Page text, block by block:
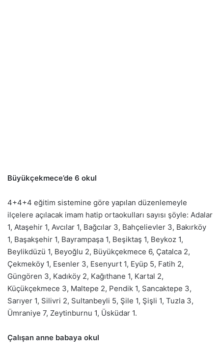
Büyükçekmece’de 6 okul
4+4+4 eğitim sistemine göre yapılan düzenlemeyle
ilçelere açılacak imam hatip ortaokulları sayısı şöyle: Adalar
1, Ataşehir 1, Avcılar 1, Bağcılar 3, Bahçelievler 3, Bakırköy
1, Başakşehir 1, Bayrampaşa 1, Beşiktaş 1, Beykoz 1,
Beylikdüzü 1, Beyoğlu 2, Büyükçekmece 6, Çatalca 2,
Çekmeköy 1, Esenler 3, Esenyurt 1, Eyüp 5, Fatih 2,
Güngören 3, Kadıköy 2, Kağıthane 1, Kartal 2,
Küçükçekmece 3, Maltepe 2, Pendik 1, Sancaktepe 3,
Sarıyer 1, Silivri 2, Sultanbeyli 5, Şile 1, Şişli 1, Tuzla 3,
Ümraniye 7, Zeytinburnu 1, Üsküdar 1.
Çalışan anne babaya okul